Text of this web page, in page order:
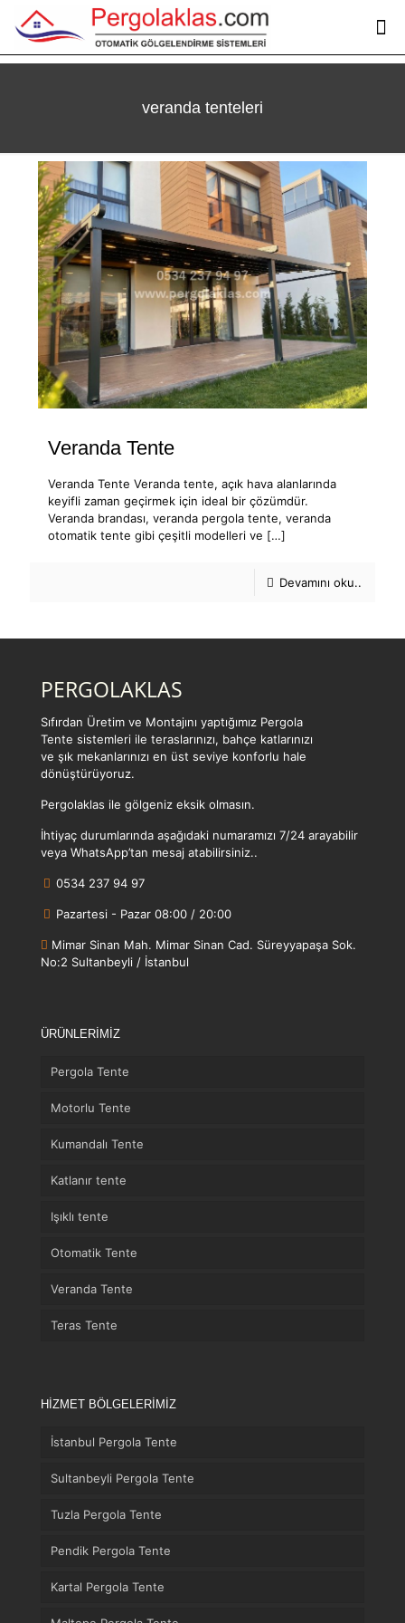
veranda tenteleri
Veranda Tente
Veranda Tente Veranda tente, açık hava alanlarında
keyifli zaman geçirmek için ideal bir çözümdür.
Veranda brandası, veranda pergola tente, veranda
otomatik tente gibi çeşitli modelleri ve […]
Devamını oku..
PERGOLAKLAS
Sıfırdan Üretim ve Montajını yaptığımız Pergola
Tente sistemleri ile teraslarınızı, bahçe katlarınızı
ve şık mekanlarınızı en üst seviye konforlu hale
dönüştürüyoruz.
Pergolaklas ile gölgeniz eksik olmasın.
İhtiyaç durumlarında aşağıdaki numaramızı 7/24 arayabilir
veya WhatsApp’tan mesaj atabilirsiniz..
0534 237 94 97
Pazartesi - Pazar 08:00 / 20:00
Mimar Sinan Mah. Mimar Sinan Cad. Süreyyapaşa Sok.
No:2 Sultanbeyli / İstanbul
ÜRÜNLERİMİZ
Pergola Tente
Motorlu Tente
Kumandalı Tente
Katlanır tente
Işıklı tente
Otomatik Tente
Veranda Tente
Teras Tente
HİZMET BÖLGELERİMİZ
İstanbul Pergola Tente
Sultanbeyli Pergola Tente
Tuzla Pergola Tente
Pendik Pergola Tente
Kartal Pergola Tente